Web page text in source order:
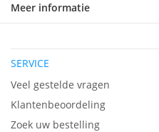
Meer informatie
SERVICE
Veel gestelde vragen
Klantenbeoordeling
Zoek uw bestelling